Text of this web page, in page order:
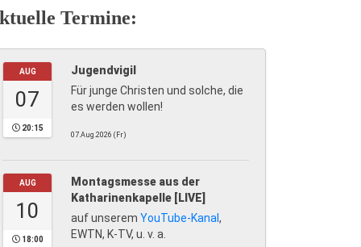
Termine:
AUG
07
20:15
Jugendvigil
Für junge Christen und solche, die
es werden wollen!
07.Aug.2026 (Fr)
AUG
10
18:00
Montagsmesse aus der
Katharinenkapelle [LIVE]
auf unserem YouTube-Kanal ,
EWTN, K-TV, u. v. a.